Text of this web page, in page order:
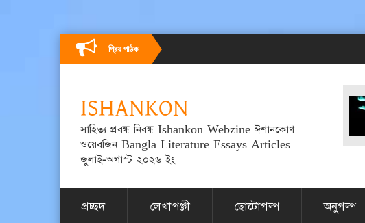
প্রিয় পাঠক
ISHANKON
সাহিত্য প্রবন্ধ নিবন্ধ Ishankon Webzine ঈশানকোণ
ওয়েবজিন Bangla Literature Essays Articles
জুলাই-অগাস্ট ২০২৬ ইং
প্রচ্ছদ লেখাপঞ্জী ছোটোগল্প অনুগল্প